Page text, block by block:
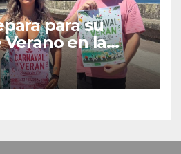
para su
Verano en la